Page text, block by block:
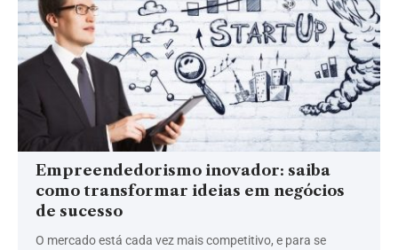
Empreendedorismo inovador: saiba
como transformar ideias em negócios
de sucesso
O mercado está cada vez mais competitivo, e para se